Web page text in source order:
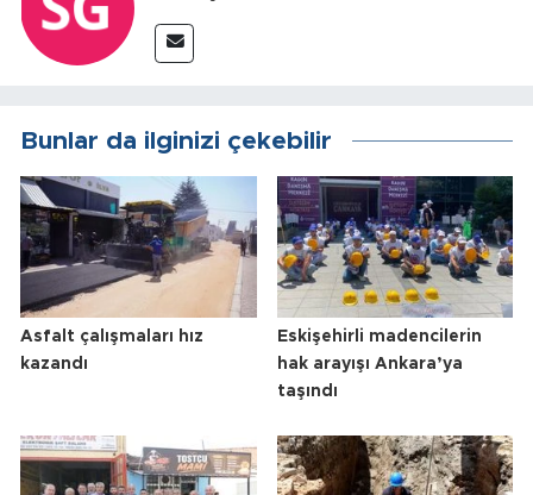
Bunlar da ilginizi çekebilir
Asfalt çalışmaları hız
kazandı
Eskişehirli madencilerin
hak arayışı Ankara’ya
taşındı